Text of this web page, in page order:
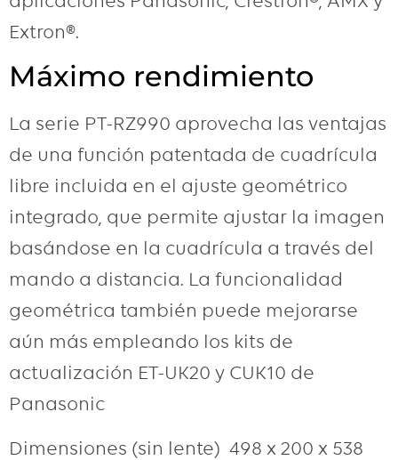
Extron®.
Máximo rendimiento
La serie PT-RZ990 aprovecha las ventajas
de una función patentada de cuadrícula
libre incluida en el ajuste geométrico
integrado, que permite ajustar la imagen
basándose en la cuadrícula a través del
mando a distancia. La funcionalidad
geométrica también puede mejorarse
aún más empleando los kits de
actualización ET-UK20 y CUK10 de
Panasonic
Dimensiones (sin lente) 498 x 200 x 538